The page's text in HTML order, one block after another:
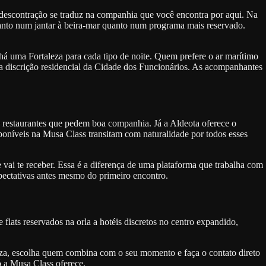
se traduz na companhia que você encontra por aqui. Na
num jantar à beira-mar quanto num programa mais reservado.
uma Fortaleza para cada tipo de noite. Quem prefere o ar marítimo
residencial da Cidade dos Funcionários. As acompanhantes
que pedem boa companhia. Já a Aldeota oferece o
na Musa Class transitam com naturalidade por todos esses
te receber. Essa é a diferença de uma plataforma que trabalha com
antes mesmo do primeiro encontro.
reservados na orla a hotéis discretos no centro expandido,
escolha quem combina com o seu momento e faça o contato direto
Musa Class oferece.